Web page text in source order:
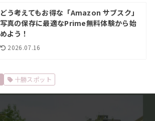
どう考えてもお得な「Amazon サブスク」
写真の保存に最適なPrime無料体験から始
めよう！
2026.07.16
十勝スポット